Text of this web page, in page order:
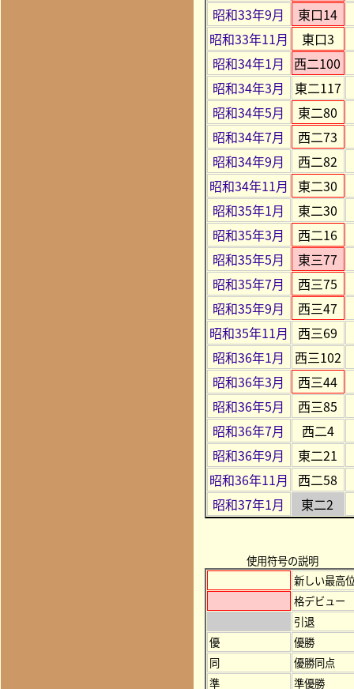
昭和33年9月
東口14
昭和33年11月
東口3
昭和34年1月
西二100
昭和34年3月
東二117
昭和34年5月
東二80
昭和34年7月
西二73
昭和34年9月
西二82
昭和34年11月
東二30
昭和35年1月
東二30
昭和35年3月
西二16
昭和35年5月
東三77
昭和35年7月
西三75
昭和35年9月
西三47
昭和35年11月
西三69
昭和36年1月
西三102
昭和36年3月
西三44
昭和36年5月
西三85
昭和36年7月
西二4
昭和36年9月
東二21
昭和36年11月
西二58
昭和37年1月
東二2
使用符号の説明
新しい最高
格デビュー
引退
優
優勝
同
優勝同点
準
準優勝